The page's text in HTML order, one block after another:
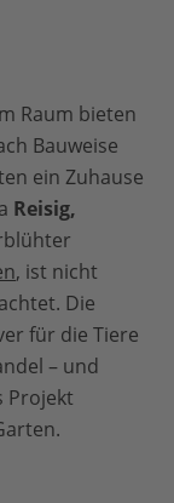
Raum bieten
Bauweise
ein Zuhause
Reisig,
, ist nicht
Die
für die Tiere
– und
Projekt